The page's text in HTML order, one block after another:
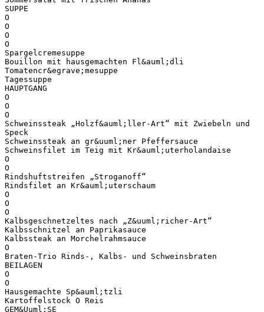
SUPPE
O
O
O
O
Spargelcremesuppe
Bouillon mit hausgemachten Fl&auml;dli
Tomatencr&egrave;mesuppe
Tagessuppe
HAUPTGANG
O
O
O
Schweinssteak „Holzf&auml;ller-Art“ mit Zwiebeln und
Speck
Schweinssteak an gr&uuml;ner Pfeffersauce
Schweinsfilet im Teig mit Kr&auml;uterholandaise
O
O
Rindshuftstreifen „Stroganoff“
Rindsfilet an Kr&auml;uterschaum
O
O
O
Kalbsgeschnetzeltes nach „Z&uuml;richer-Art“
Kalbsschnitzel an Paprikasauce
Kalbssteak an Morchelrahmsauce
O
Braten-Trio Rinds-, Kalbs- und Schweinsbraten
BEILAGEN
O
O
Hausgemachte Sp&auml;tzli
Kartoffelstock O Reis
GEM&Uuml;SE